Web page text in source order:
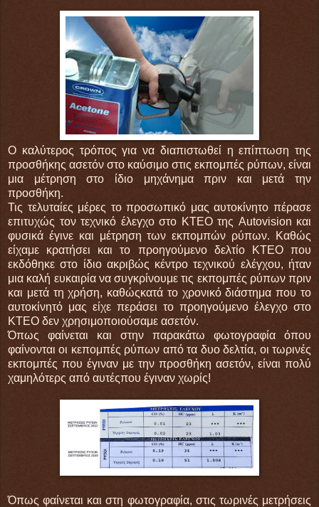
Ο καλύτερος τρόπος για να διαπιστωθεί η επίπτωση της
προσθήκης ασετόν στο καύσιμο στις εκπομπές ρύπων, είναι
μια μέτρηση στο ίδιο μηχάνημα πριν και μετά την
προσθήκη.
Τις τελυταίες μέρες το προσωπικό μας αυτοκίνητο πέρασε
επιτυχώς τον τεχνικό έλεγχο στο ΚΤΕΟ της Autovision και
φυσικά έγινε και μέτρηση των εκπομπών ρύπων. Καθώς
είχαμε κρατήσει και το προηγούμενο δελτίο ΚΤΕΟ που
εκδόθηκε στο ίδιο ακριβώς κέντρο τεχνικού ελέγχου, ήταν
μια καλή ευκαιρία να συγκρίνουμε τις εκπομπές ρύπων πριν
και μετά τη χρήση, καθώςκατά το χρονικό διάστημα που το
αυτοκίνητό μας είχε περάσει το προηγούμενο έλεγχο στο
ΚΤΕΟ δεν χρησιμοποιούσαμε ασετόν.
Όπως φαίνεται και στην παρακάτω φωτογραφία όπου
φαίνονται οι κεπομπές ρύπων από τα δυο δελτία, οι τωρινές
εκπομπές που έγιναν με την προσθήκη ασετόν, είναι πολύ
χαμηλότερς από αυτέςπου έγιναν χωρίς!
Όπως φαίνεται και στη φωτογραφία, στις τωρινές μετρήσεις